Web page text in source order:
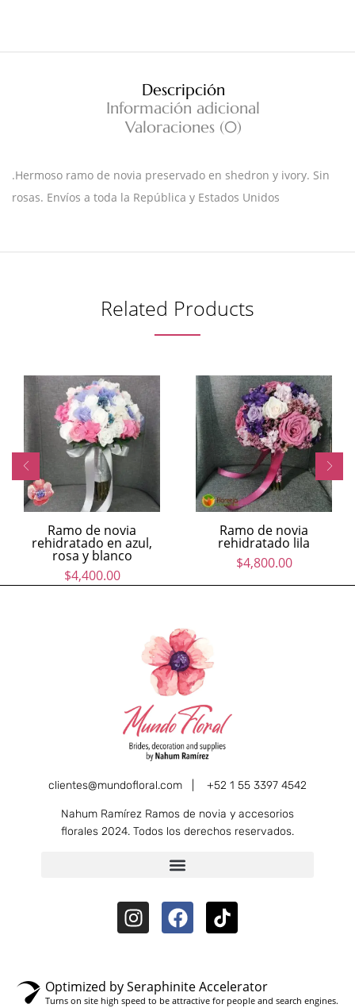
Descripción
Información adicional
Valoraciones (0)
.Hermoso ramo de novia preservado en shedron y ivory. Sin
rosas. Envíos a toda la República y Estados Unidos
Related Products
Ramo de novia
rehidratado en azul,
rosa y blanco
$4,400.00
Ramo de novia
rehidratado lila
$4,800.00
clientes@mundofloral.com | +52 1 55 3397 4542
Nahum Ramírez Ramos de novia y accesorios
florales 2024. Todos los derechos reservados.
Optimized by Seraphinite Accelerator
Turns on site high speed to be attractive for people and search engines.